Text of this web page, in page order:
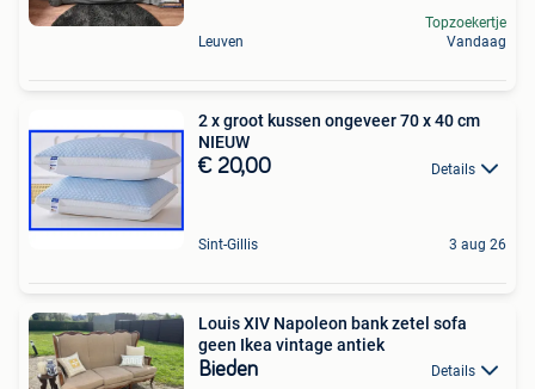
Leuven
Topzoekertje
Vandaag
2 x groot kussen ongeveer 70 x 40 cm
NIEUW
€ 20,00 Details
Sint-Gillis 3 aug 26
Louis XIV Napoleon bank zetel sofa
geen Ikea vintage antiek
Bieden Details